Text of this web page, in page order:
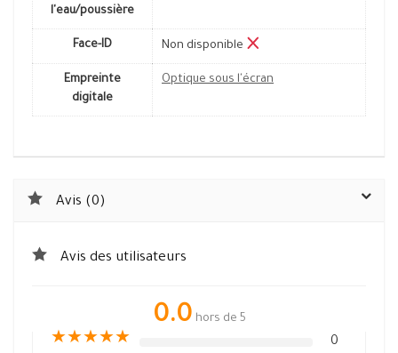
l'eau/poussière
Face-ID Non disponible
Empreinte
digitale
Optique sous l'écran
Avis (0)
Avis des utilisateurs
0.0 hors de 5
★★★★★ 0